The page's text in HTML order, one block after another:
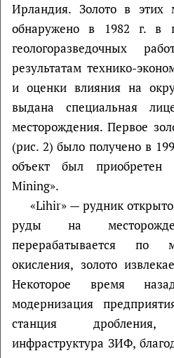
Ирландия. Золото в этих
обнаружено в 1982 г. в
геологоразведочных
результатам технико-
и оценки влияния на
выдана специальная
месторождения. Первое
(рис. 2) было получено в
объект был приобретен
Mining».
«Lihir» — рудник
руды на
перерабатывается по
окисления, золото
Некоторое время
модернизация
станция дробления,
инфраструктура ЗИФ,